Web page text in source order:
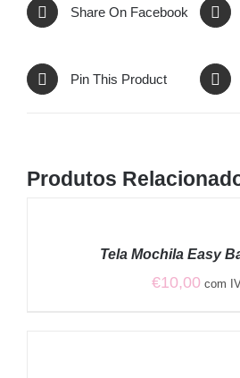
Share On Facebook
Pin This Product
Produtos
Tela Mochila Easy
€10,00 com